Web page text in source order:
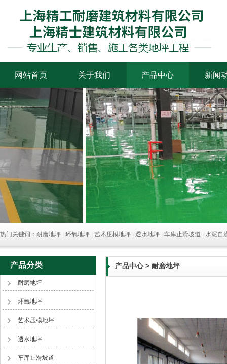
网站首页 关于我们 产品中心 新闻
热门关键词：耐磨地坪 | 环氧地坪 | 艺术压模地坪 | 透水地坪 | 车库止滑坡道 | 水泥自
产品分类
耐磨地坪
环氧地坪
艺术压模地坪
透水地坪
车库止滑坡道
产品中心> 耐磨地坪